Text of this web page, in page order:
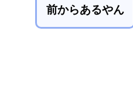
前からあるやん